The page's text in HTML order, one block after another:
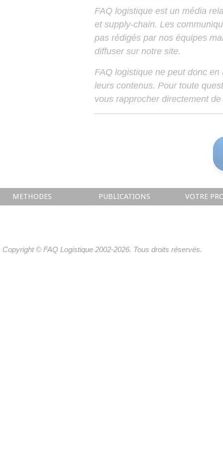
FAQ logistique est un média
et supply-chain. Les
pas rédigés par nos équipes
diffuser sur notre site.
FAQ logistique ne peut donc
leurs contenus. Pour toute
vous rapprocher directement
METHODES PUBLICATIONS VOTRE
Copyright © FAQ Logistique 2002-2026. Tous droits réservés.